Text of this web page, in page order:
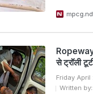
Ropeway
से ट्रॉली
Friday April
Written by: